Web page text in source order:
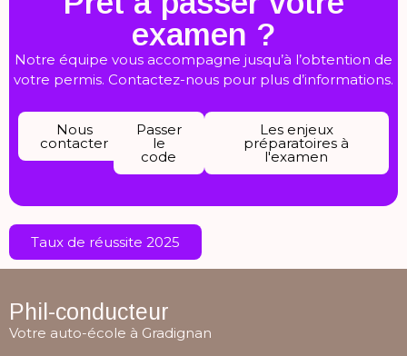
examen ?
Notre équipe vous accompagne jusqu’à l’obtention de
votre permis. Contactez-nous pour plus d’informations.
Nous
contacter
Passer
le
code
Les enjeux
préparatoires à
l'examen
Taux de réussite 2025
Phil-conducteur
Votre auto-école à Gradignan